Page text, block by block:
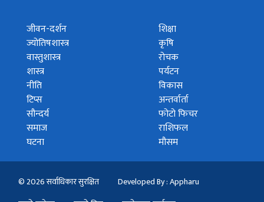
जीवन-दर्शन
ज्योतिषशास्त्र
वास्तुशास्त्र
शास्त्र
नीति
टिप्स
सौन्दर्य
समाज
घटना
शिक्षा
कृषि
रोचक
पर्यटन
विकास
अन्तर्वार्ता
फोटो फिचर
राशिफल
मौसम
© 2026 सर्वाधिकार सुरक्षित Developed By : Appharu